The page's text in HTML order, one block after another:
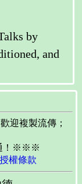
by
and
迎複製流傳；
！※※※
權條款